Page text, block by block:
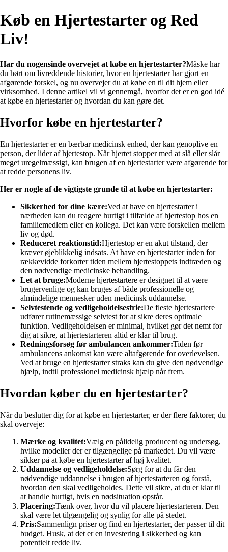
Køb en Hjertestarter og Red
Liv!
Har du nogensinde overvejet at købe en hjertestarter?Måske har
du hørt om livreddende historier, hvor en hjertestarter har gjort en
afgørende forskel, og nu overvejer du at købe en til dit hjem eller
virksomhed. I denne artikel vil vi gennemgå, hvorfor det er en god idé
at købe en hjertestarter og hvordan du kan gøre det.
Hvorfor købe en hjertestarter?
En hjertestarter er en bærbar medicinsk enhed, der kan genoplive en
person, der lider af hjertestop. Når hjertet stopper med at slå eller slår
meget uregelmæssigt, kan brugen af en hjertestarter være afgørende for
at redde personens liv.
Her er nogle af de vigtigste grunde til at købe en hjertestarter:
Sikkerhed for dine kære:Ved at have en hjertestarter i
nærheden kan du reagere hurtigt i tilfælde af hjertestop hos en
familiemedlem eller en kollega. Det kan være forskellen mellem
liv og død.
Reduceret reaktionstid:Hjertestop er en akut tilstand, der
kræver øjeblikkelig indsats. At have en hjertestarter inden for
rækkevidde forkorter tiden mellem hjertestoppets indtræden og
den nødvendige medicinske behandling.
Let at bruge:Moderne hjertestartere er designet til at være
brugervenlige og kan bruges af både professionelle og
almindelige mennesker uden medicinsk uddannelse.
Selvtestende og vedligeholdelsesfrie:De fleste hjertestartere
udfører rutinemæssige selvtest for at sikre deres optimale
funktion. Vedligeholdelsen er minimal, hvilket gør det nemt for
dig at sikre, at hjertestarteren altid er klar til brug.
Redningsforsøg før ambulancen ankommer:Tiden før
ambulancens ankomst kan være altafgørende for overlevelsen.
Ved at bruge en hjertestarter straks kan du give den nødvendige
hjælp, indtil professionel medicinsk hjælp når frem.
Hvordan køber du en hjertestarter?
Når du beslutter dig for at købe en hjertestarter, er der flere faktorer, du
skal overveje:
Mærke og kvalitet:Vælg en pålidelig producent og undersøg,
hvilke modeller der er tilgængelige på markedet. Du vil være
sikker på at købe en hjertestarter af høj kvalitet.
Uddannelse og vedligeholdelse:Sørg for at du får den
nødvendige uddannelse i brugen af hjertestarteren og forstå,
hvordan den skal vedligeholdes. Dette vil sikre, at du er klar til
at handle hurtigt, hvis en nødsituation opstår.
Placering:Tænk over, hvor du vil placere hjertestarteren. Den
skal være let tilgængelig og synlig for alle på stedet.
Pris:Sammenlign priser og find en hjertestarter, der passer til dit
budget. Husk, at det er en investering i sikkerhed og kan
potentielt redde liv.